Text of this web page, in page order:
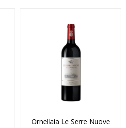
Ornellaia Le Serre Nuove